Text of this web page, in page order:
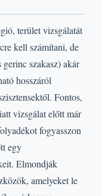
terület vizsgálatát
kell számítani, de
szakasz) akár
hosszáról
Fontos,
vizsgálat előtt már
fogyasszon
egy
Elmondják
amelyeket le